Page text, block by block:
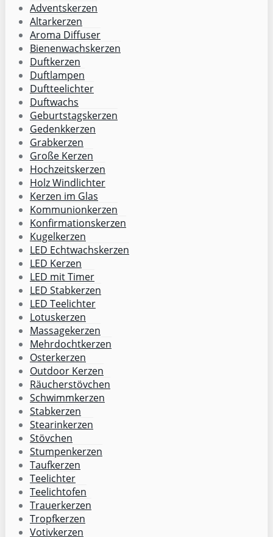
Adventskerzen
Altarkerzen
Aroma Diffuser
Bienenwachskerzen
Duftkerzen
Duftlampen
Duftteelichter
Duftwachs
Geburtstagskerzen
Gedenkkerzen
Grabkerzen
Große Kerzen
Hochzeitskerzen
Holz Windlichter
Kerzen im Glas
Kommunionkerzen
Konfirmationskerzen
Kugelkerzen
LED Echtwachskerzen
LED Kerzen
LED mit Timer
LED Stabkerzen
LED Teelichter
Lotuskerzen
Massagekerzen
Mehrdochtkerzen
Osterkerzen
Outdoor Kerzen
Räucherstövchen
Schwimmkerzen
Stabkerzen
Stearinkerzen
Stövchen
Stumpenkerzen
Taufkerzen
Teelichter
Teelichtofen
Trauerkerzen
Tropfkerzen
Votivkerzen